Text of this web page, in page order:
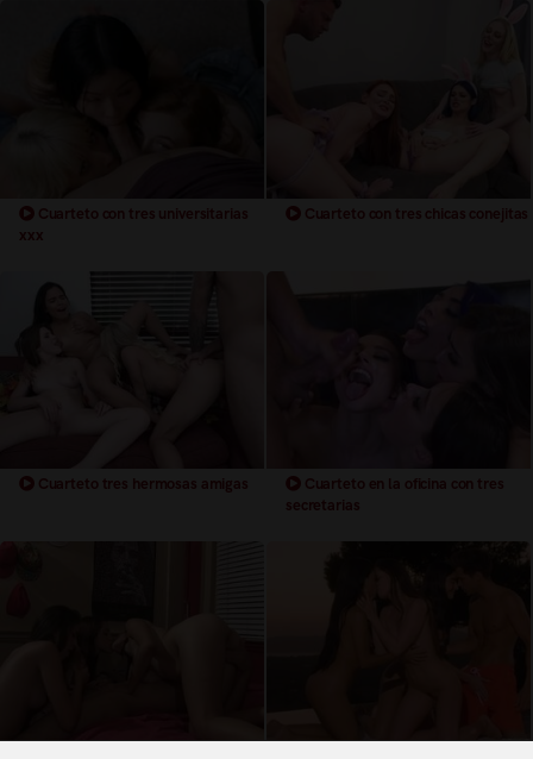
Cuarteto con tres universitarias
xxx
Cuarteto con tres chicas conejitas
Cuarteto tres hermosas amigas
Cuarteto en la oficina con tres
secretarias